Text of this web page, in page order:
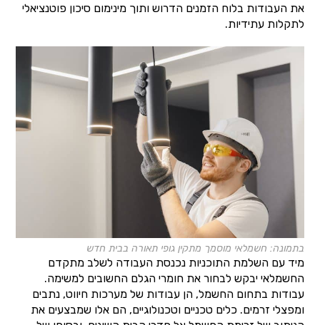
את העבודות בלוח הזמנים הדרוש ותוך מינימום סיכון פוטנציאלי
לתקלות עתידיות.
בתמונה: חשמלאי מוסמך מתקין גופי תאורה בבית חדש
מיד עם השלמת התוכניות נכנסת העבודה לשלב מתקדם
החשמלאי יבקש לבחור את חומרי הגלם החשובים למשימה.
עבודות בתחום החשמל, הן עבודות של מערכות חיווט, נתבים
ומפצלי זרמים. כלים טכניים וטכנולוגיים, הם אלו שמבצעים את